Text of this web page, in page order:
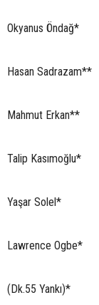
Okyanus Öndağ*
Hasan Sadrazam**
Mahmut Erkan**
Talip Kasımoğlu*
Yaşar Solel*
Lawrence Ogbe*
(Dk.55 Yankı)*